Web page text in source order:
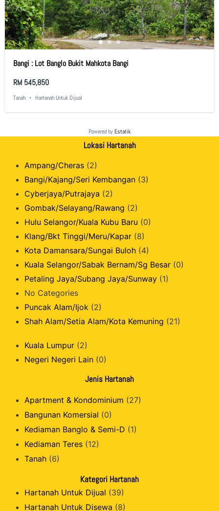
Bangi : Lot Banglo Bukit Mahkota Bangi
RM 545,850
Tanah Hartanah Untuk Dijual
Powered by Estatik
Lokasi Hartanah
Ampang/Cheras (2)
Bangi/Kajang/Seri Kembangan (3)
Cyberjaya/Putrajaya (2)
Gombak/Selayang/Rawang (2)
Hulu Selangor/Kuala Kubu Baru (0)
Klang/Bkt Tinggi/Meru/Kapar (8)
Kota Damansara/Sungai Buloh (4)
Kuala Selangor/Sabak Bernam/Sg Besar (0)
Petaling Jaya/Subang Jaya/Sunway (1)
No Categories
Puncak Alam/Ijok (2)
Shah Alam/Setia Alam/Kota Kemuning (21)
Kuala Lumpur (2)
Negeri Negeri Lain (0)
Jenis Hartanah
Apartment & Kondominium (27)
Bangunan Komersial (0)
Kediaman Banglo & Semi-D (1)
Kediaman Teres (12)
Tanah (6)
Kategori Hartanah
Hartanah Untuk Dijual (39)
Hartanah Untuk Disewa (8)